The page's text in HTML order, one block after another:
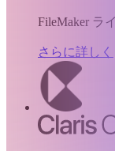
FileMaker ラ
さらに詳しく